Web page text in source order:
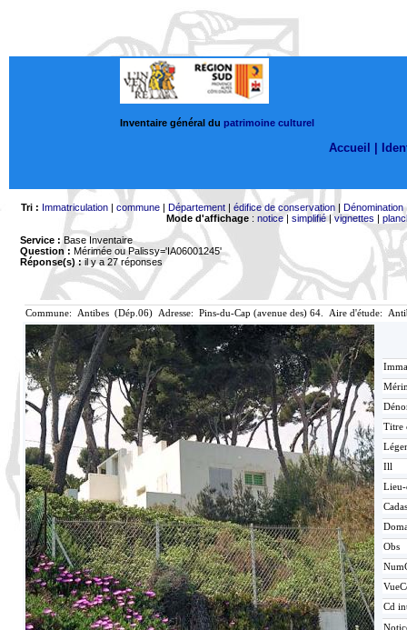
Inventaire général du patrimoine culturel
Accueil |
Tri : Immatriculation| commune| Département| édifice de conservation| Dénomination
Mode d'affichage: notice| simplifié|vignettes |
Service : Base Inventaire
Question : Mérimée ou Palissy='IA06001245'
Réponse(s) :il y a 27 réponses
Commune: Antibes (Dép.06) Adresse: Pins-du-Cap (avenue des) 64. Aire d'étude:
Titre
Ill
Obs
Cd